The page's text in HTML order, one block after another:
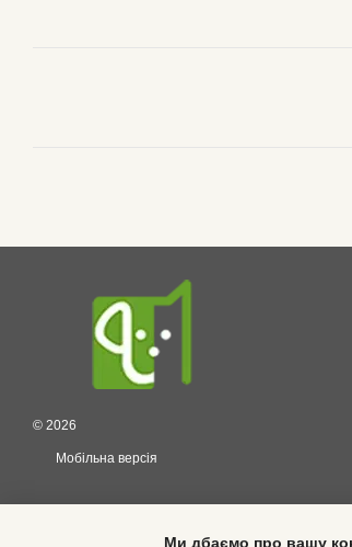
© 2026
Мобільна версія
Ми дбаємо про вашу